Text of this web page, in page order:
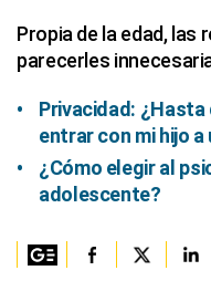
Propia de la edad, las
parecerles
Privacidad:
entrar con mi hijo a
¿Cómo elegir al
adolescente?